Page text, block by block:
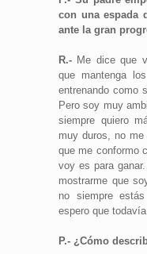
con una espada
ante la gran
R.- Me dice que
que mantenga
entrenando como
Pero soy muy
siempre quiero
muy duros, no
que me conformo
voy es para
mostrarme que
no siempre
espero que
P.- ¿Cómo